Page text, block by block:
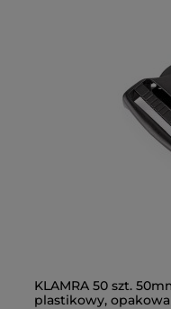
KLAMRA 50 szt.
plastikowy,